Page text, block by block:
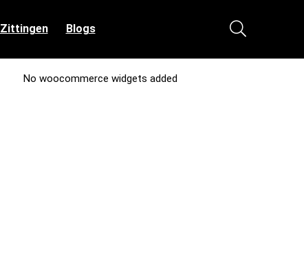
Zittingen Blogs
No woocommerce widgets added